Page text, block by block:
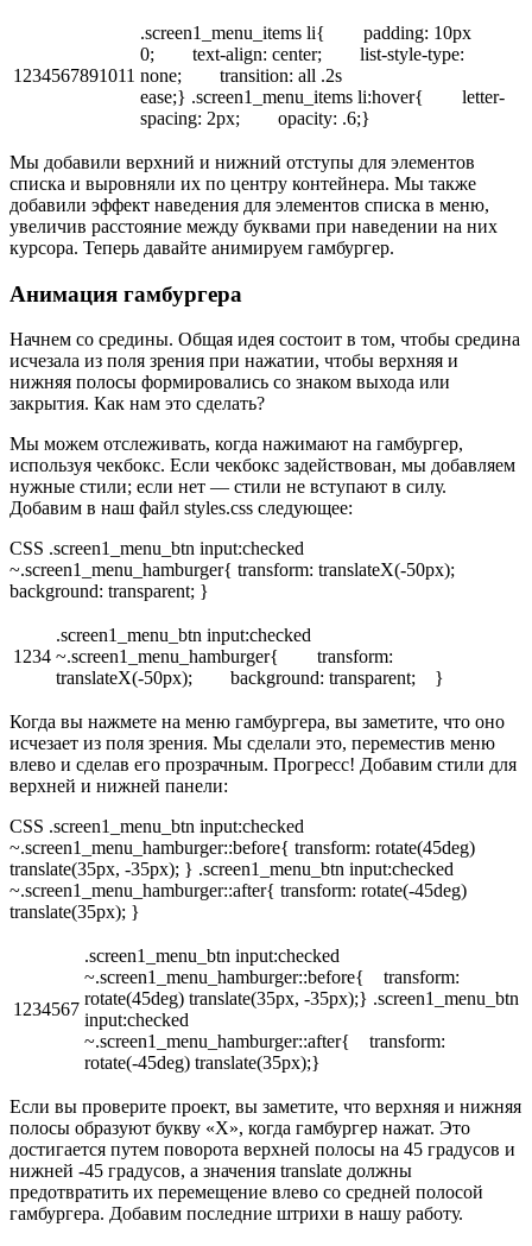
1234567891011
.screen1_menu_items li{ padding: 10px
0; text-align: center; list-style-type:
none; transition: all .2s
ease;} .screen1_menu_items li:hover{ letter-
spacing: 2px; opacity: .6;}
Мы добавили верхний и нижний отступы для элементов
списка и выровняли их по центру контейнера. Мы также
добавили эффект наведения для элементов списка в меню,
увеличив расстояние между буквами при наведении на них
курсора. Теперь давайте анимируем гамбургер.
Анимация гамбургера
Начнем со средины. Общая идея состоит в том, чтобы средина
исчезала из поля зрения при нажатии, чтобы верхняя и
нижняя полосы формировались со знаком выхода или
закрытия. Как нам это сделать?
Мы можем отслеживать, когда нажимают на гамбургер,
используя чекбокс. Если чекбокс задействован, мы добавляем
нужные стили; если нет — стили не вступают в силу.
Добавим в наш файл styles.css следующее:
CSS .screen1_menu_btn input:checked
~.screen1_menu_hamburger{ transform: translateX(-50px);
background: transparent; }
1234
.screen1_menu_btn input:checked
~.screen1_menu_hamburger{ transform:
translateX(-50px); background: transparent; }
Когда вы нажмете на меню гамбургера, вы заметите, что оно
исчезает из поля зрения. Мы сделали это, переместив меню
влево и сделав его прозрачным. Прогресс! Добавим стили для
верхней и нижней панели:
CSS .screen1_menu_btn input:checked
~.screen1_menu_hamburger::before{ transform: rotate(45deg)
translate(35px, -35px); } .screen1_menu_btn input:checked
~.screen1_menu_hamburger::after{ transform: rotate(-45deg)
translate(35px); }
1234567
.screen1_menu_btn input:checked
~.screen1_menu_hamburger::before{ transform:
rotate(45deg) translate(35px, -35px);} .screen1_menu_btn
input:checked
~.screen1_menu_hamburger::after{ transform:
rotate(-45deg) translate(35px);}
Если вы проверите проект, вы заметите, что верхняя и нижняя
полосы образуют букву «X», когда гамбургер нажат. Это
достигается путем поворота верхней полосы на 45 градусов и
нижней -45 градусов, а значения translate должны
предотвратить их перемещение влево со средней полосой
гамбургера. Добавим последние штрихи в нашу работу.